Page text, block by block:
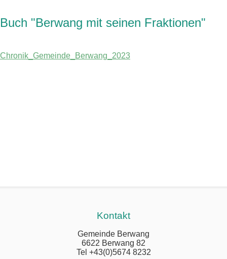
Buch "Berwang mit seinen Fraktionen"
Chronik_Gemeinde_Berwang_2023
Kontakt
Gemeinde Berwang
6622 Berwang 82
Tel +43(0)5674 8232